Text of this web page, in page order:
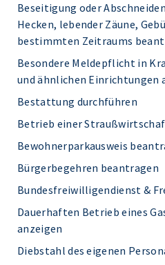
Beseitigung oder
Hecken, lebender Zäune,
bestimmten Zeitraums
Besondere Meldepflicht in
und ähnlichen Einrichtungen
Bestattung durchführen
Betrieb einer
Bewohnerparkausweis
Bürgerbegehren beantragen
Bundesfreiwilligendienst &
Dauerhaften Betrieb eines
anzeigen
Diebstahl des eigenen